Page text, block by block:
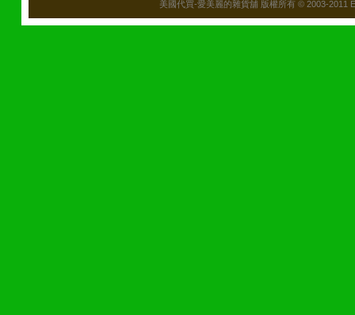
美國代買-愛美麗的雜貨舖 版權所有 © 2003-2011